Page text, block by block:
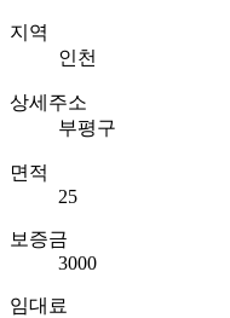
지역
인천
상세주소
부평구
면적
25
보증금
3000
임대료